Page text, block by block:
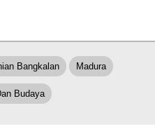
Bangkalan Madura
Budaya